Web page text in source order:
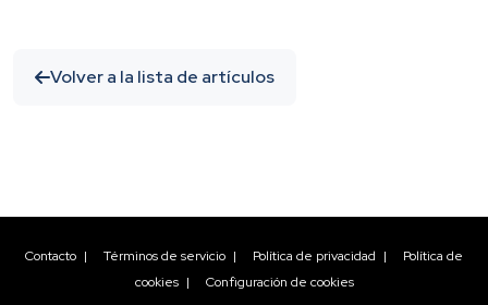
Volver a la lista de artículos
Contacto | Términos de servicio | Política de privacidad | Política de
cookies | Configuración de cookies